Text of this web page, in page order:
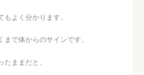
よく分かります。
まで体からのサインです。
ままだと、